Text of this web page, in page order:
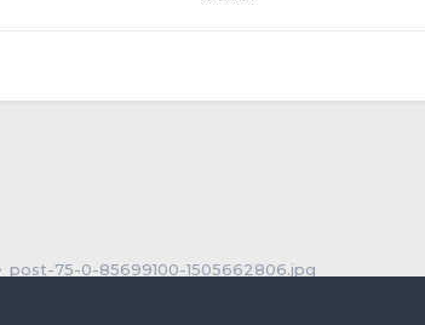
post-75-0-85699100-1505662806.jpg